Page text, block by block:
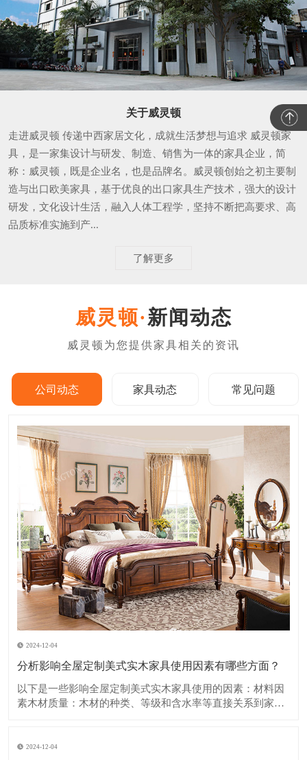
关于威灵顿
走进威灵顿 传递中西家居文化，成就生活梦想与追求 威灵顿家
具，是一家集设计与研发、制造、销售为一体的家具企业，简
称：威灵顿，既是企业名，也是品牌名。威灵顿创始之初主要制
造与出口欧美家具，基于优良的出口家具生产技术，强大的设计
研发，文化设计生活，融入人体工程学，坚持不断把高要求、高
品质标准实施到产...
了解更多
新闻动态
公司动态 家具动态 常见问题
2024-12-04
分析影响全屋定制美式实木家具使用因素有哪些方面？
​以下是一些影响全屋定制美式实木家具使用的因素：​材料因
素木材质量：木材的种类、等级和含水率等直接关系到家具
果木材含水率过高，在使用过程中容易出现开裂、变形等问
2024-12-04